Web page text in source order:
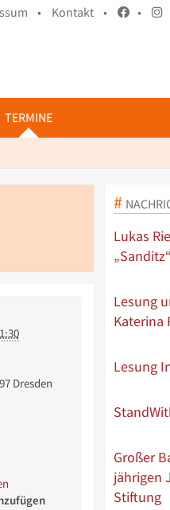
• Kontakt • •
TERMINE
Dresden
Lukas
„Sanditz“
Lesung
Katerina
Lesung
Großer
jährigen
Stiftung